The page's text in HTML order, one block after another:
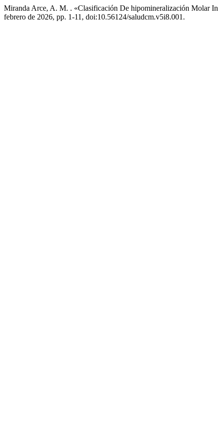
Miranda Arce, A. M. . «Clasificación De hipomineralización Molar
febrero de 2026, pp. 1-11, doi:10.56124/saludcm.v5i8.001.